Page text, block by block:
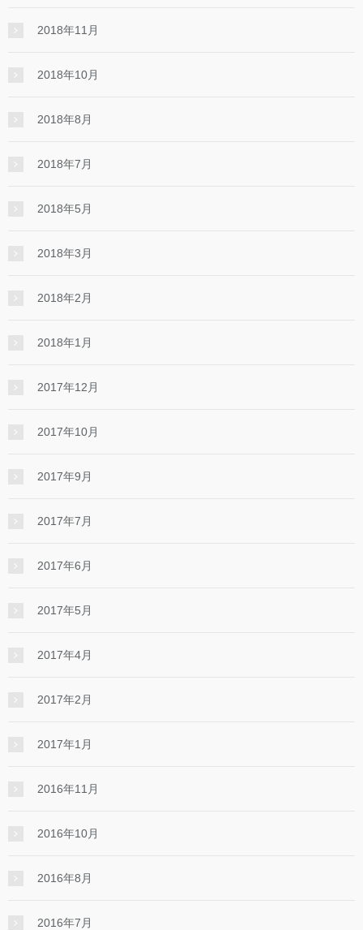
2018年11月
2018年10月
2018年8月
2018年7月
2018年5月
2018年3月
2018年2月
2018年1月
2017年12月
2017年10月
2017年9月
2017年7月
2017年6月
2017年5月
2017年4月
2017年2月
2017年1月
2016年11月
2016年10月
2016年8月
2016年7月